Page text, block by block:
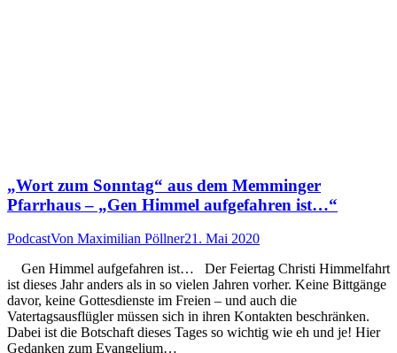
„Wort zum Sonntag“ aus dem Memminger
Pfarrhaus – „Gen Himmel aufgefahren ist…“
PodcastVon Maximilian Pöllner21. Mai 2020
Gen Himmel aufgefahren ist… Der Feiertag Christi Himmelfahrt
ist dieses Jahr anders als in so vielen Jahren vorher. Keine Bittgänge
davor, keine Gottesdienste im Freien – und auch die
Vatertagsausflügler müssen sich in ihren Kontakten beschränken.
Dabei ist die Botschaft dieses Tages so wichtig wie eh und je! Hier
Gedanken zum Evangelium…